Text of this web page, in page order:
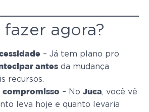
fazer agora?
– Já tem plano pro
antes da mudança
recursos.
compromisso – No Juca, você vê
leva hoje e quanto levaria